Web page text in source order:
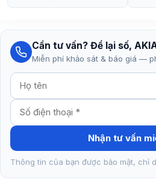
Cần tư vấn? Để lại số,
Miễn phí khảo sát & báo giá —
Nhận tư vấn
Thông tin của bạn được bảo mật, chỉ